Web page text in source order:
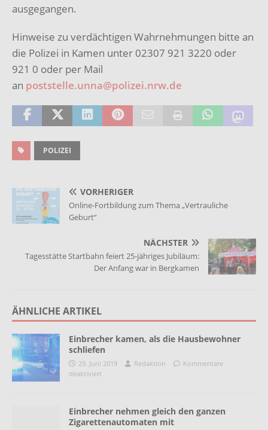
ausgegangen.
Hinweise zu verdächtigen Wahrnehmungen bitte an
die Polizei in Kamen unter 02307 921 3220 oder
921 0 oder per Mail
an poststelle.unna@polizei.nrw.de
POLIZEI
VORHERIGER
Online-Fortbildung zum Thema „Vertrauliche
Geburt“
NÄCHSTER
Tagesstätte Startbahn feiert 25-jähriges Jubiläum:
Der Anfang war in Bergkamen
ÄHNLICHE ARTIKEL
Einbrecher kamen, als die Hausbewohner
schliefen
29. Juni 2019 Redaktion
Kommentare
deaktiviert
Einbrecher nehmen gleich den ganzen
Zigarettenautomaten mit